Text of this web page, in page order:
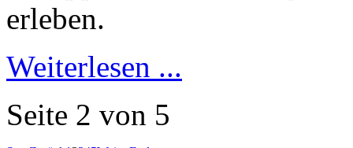
erleben.
Weiterlesen ...
Seite 2 von 5